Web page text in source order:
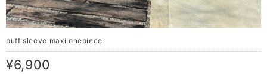
puff sleeve maxi onepiece
¥6,900